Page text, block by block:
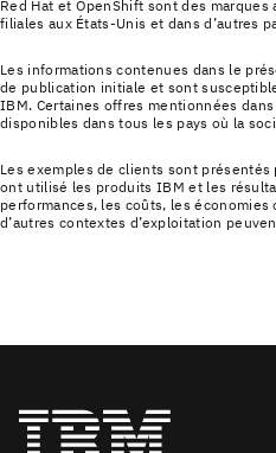
Red Hat et OpenShift sont des marques
filiales aux États-Unis et dans d’autres
Les informations contenues dans le
de publication initiale et sont
IBM. Certaines offres mentionnées
disponibles dans tous les pays où la
Les exemples de clients sont
ont utilisé les produits IBM et les
performances, les coûts, les économies
d’autres contextes d’exploitation